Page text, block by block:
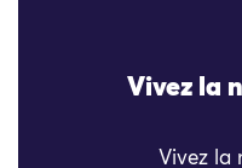
Vivez la
Vivez la